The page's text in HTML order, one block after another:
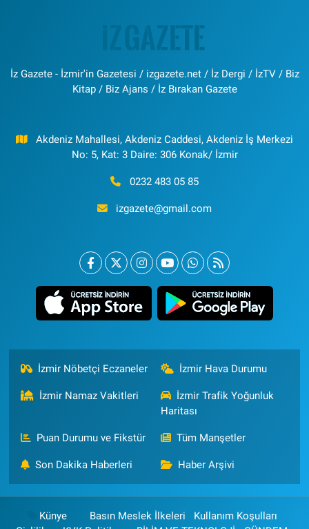
İz Gazete - İzmir'in Gazetesi / izgazete.net / İz Dergi / İzTV / Biz
Kitap / Biz Ajans / İz Bırakan Gazete
Akdeniz Mahallesi, Akdeniz Caddesi, Akdeniz İş Merkezi
No: 5, Kat: 3 Daire: 306 Konak/ İzmir
0232 483 05 85
izgazete@gmail.com
İzmir Nöbetçi Eczaneler İzmir Hava Durumu
İzmir Namaz Vakitleri
İzmir Trafik Yoğunluk
Haritası
Puan Durumu ve Fikstür Tüm Manşetler
Son Dakika Haberleri Haber Arşivi
Künye Basın Meslek İlkeleri
Kullanım Koşulları